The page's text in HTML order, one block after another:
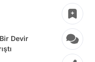
Devir